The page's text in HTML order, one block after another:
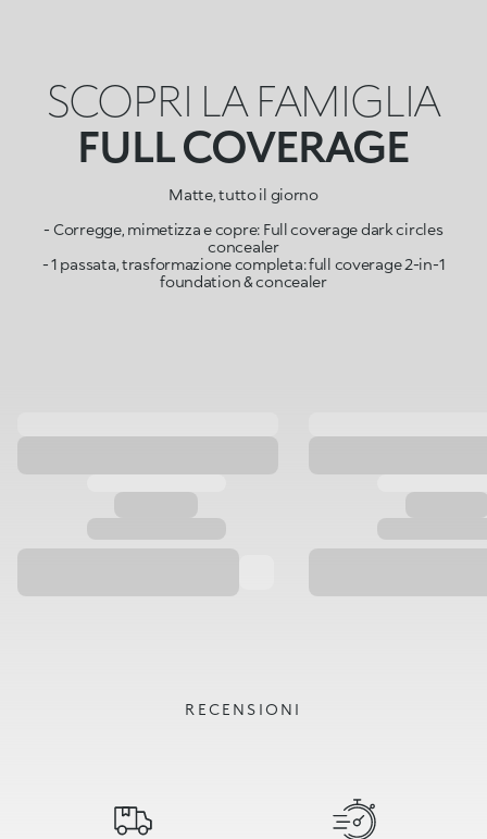
SCOPRI LA FAMIGLIA
FULL COVERAGE
Matte, tutto il giorno
- Corregge, mimetizza e copre: Full coverage dark circles
concealer
- 1 passata, trasformazione completa: full coverage 2-in-1
foundation & concealer
RECENSIONI